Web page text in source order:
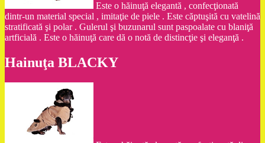
Este o hăinuţă elegantă , confecţionată
dintr-un material special , imitaţie de piele . Este căptuşită cu vatelină
stratificată şi polar . Gulerul şi buzunarul sunt paspoalate cu blaniţă
artficială . Este o hăinuţă care dă o notă de distincţie şi eleganţă .
Hainuţa BLACKY